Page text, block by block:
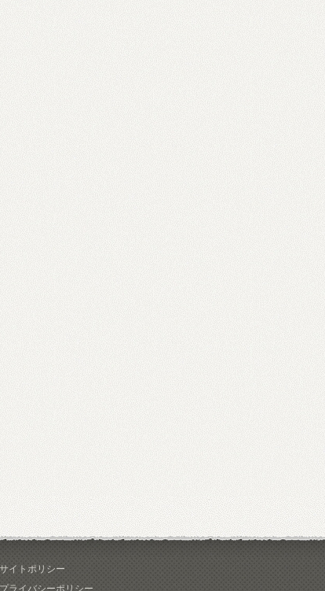
サイトポリシー
プライバシーポリシー